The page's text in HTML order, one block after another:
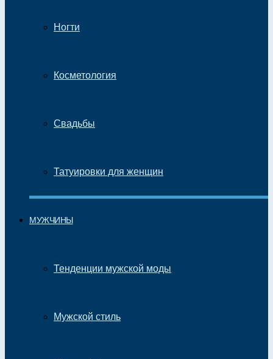
Ногти
Косметология
Свадьбы
Татуировки для женщин
МУЖЧИНЫ
Тенденции мужской моды
Мужской стиль